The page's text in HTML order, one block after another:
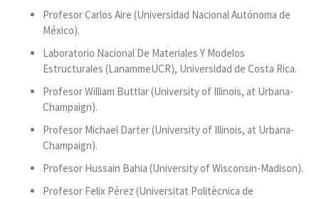
Profesor Carlos Aire (Universidad Nacional Autónoma de
México).
Laboratorio Nacional De Materiales Y Modelos
Estructurales (LanammeUCR), Universidad de Costa Rica.
Profesor William Buttlar (University of Illinois, at Urbana-
Champaign).
Profesor Michael Darter (University of Illinois, at Urbana-
Champaign).
Profesor Hussain Bahia (University of Wisconsin-Madison).
Profesor Felix Pérez (Universitat Politècnica de